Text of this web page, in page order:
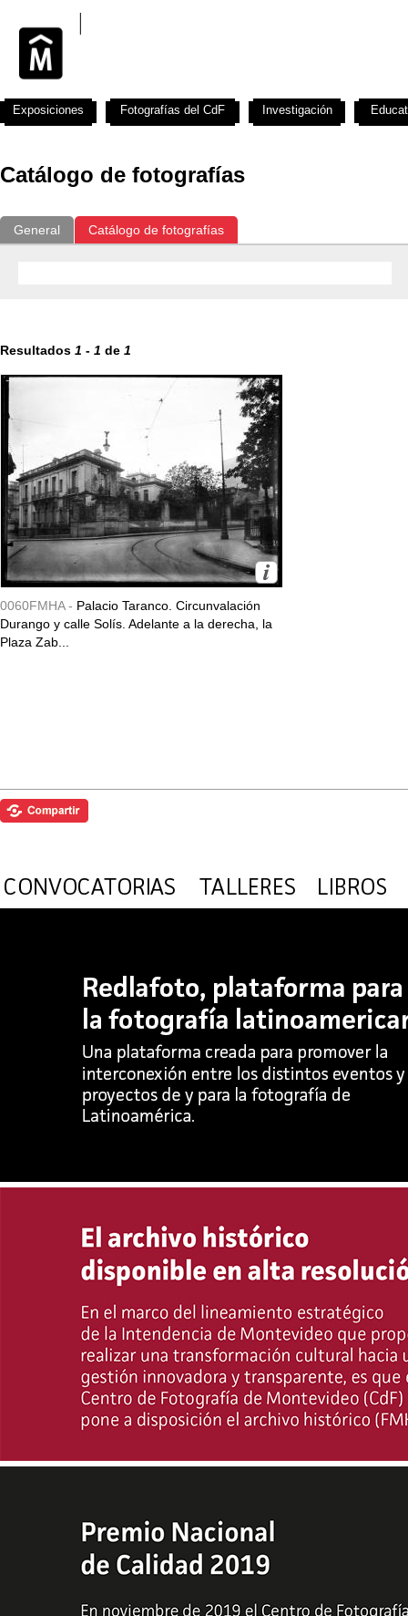
Catálogo de fotografías
General Catálogo de fotografías
Resultados 1 - 1 de 1
0060FMHA - Palacio Taranco. Circunvalación
Durango y calle Solís. Adelante a la derecha, la
Plaza Zab...
Exposiciones Fotografías del CdF Investigación